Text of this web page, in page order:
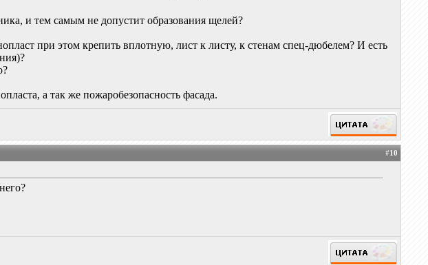
и тем самым не допустит образования щелей?
при этом крепить вплотную, лист к листу, к стенам спец-дюбелем? И есть
а так же пожаробезопасность фасада.
#10